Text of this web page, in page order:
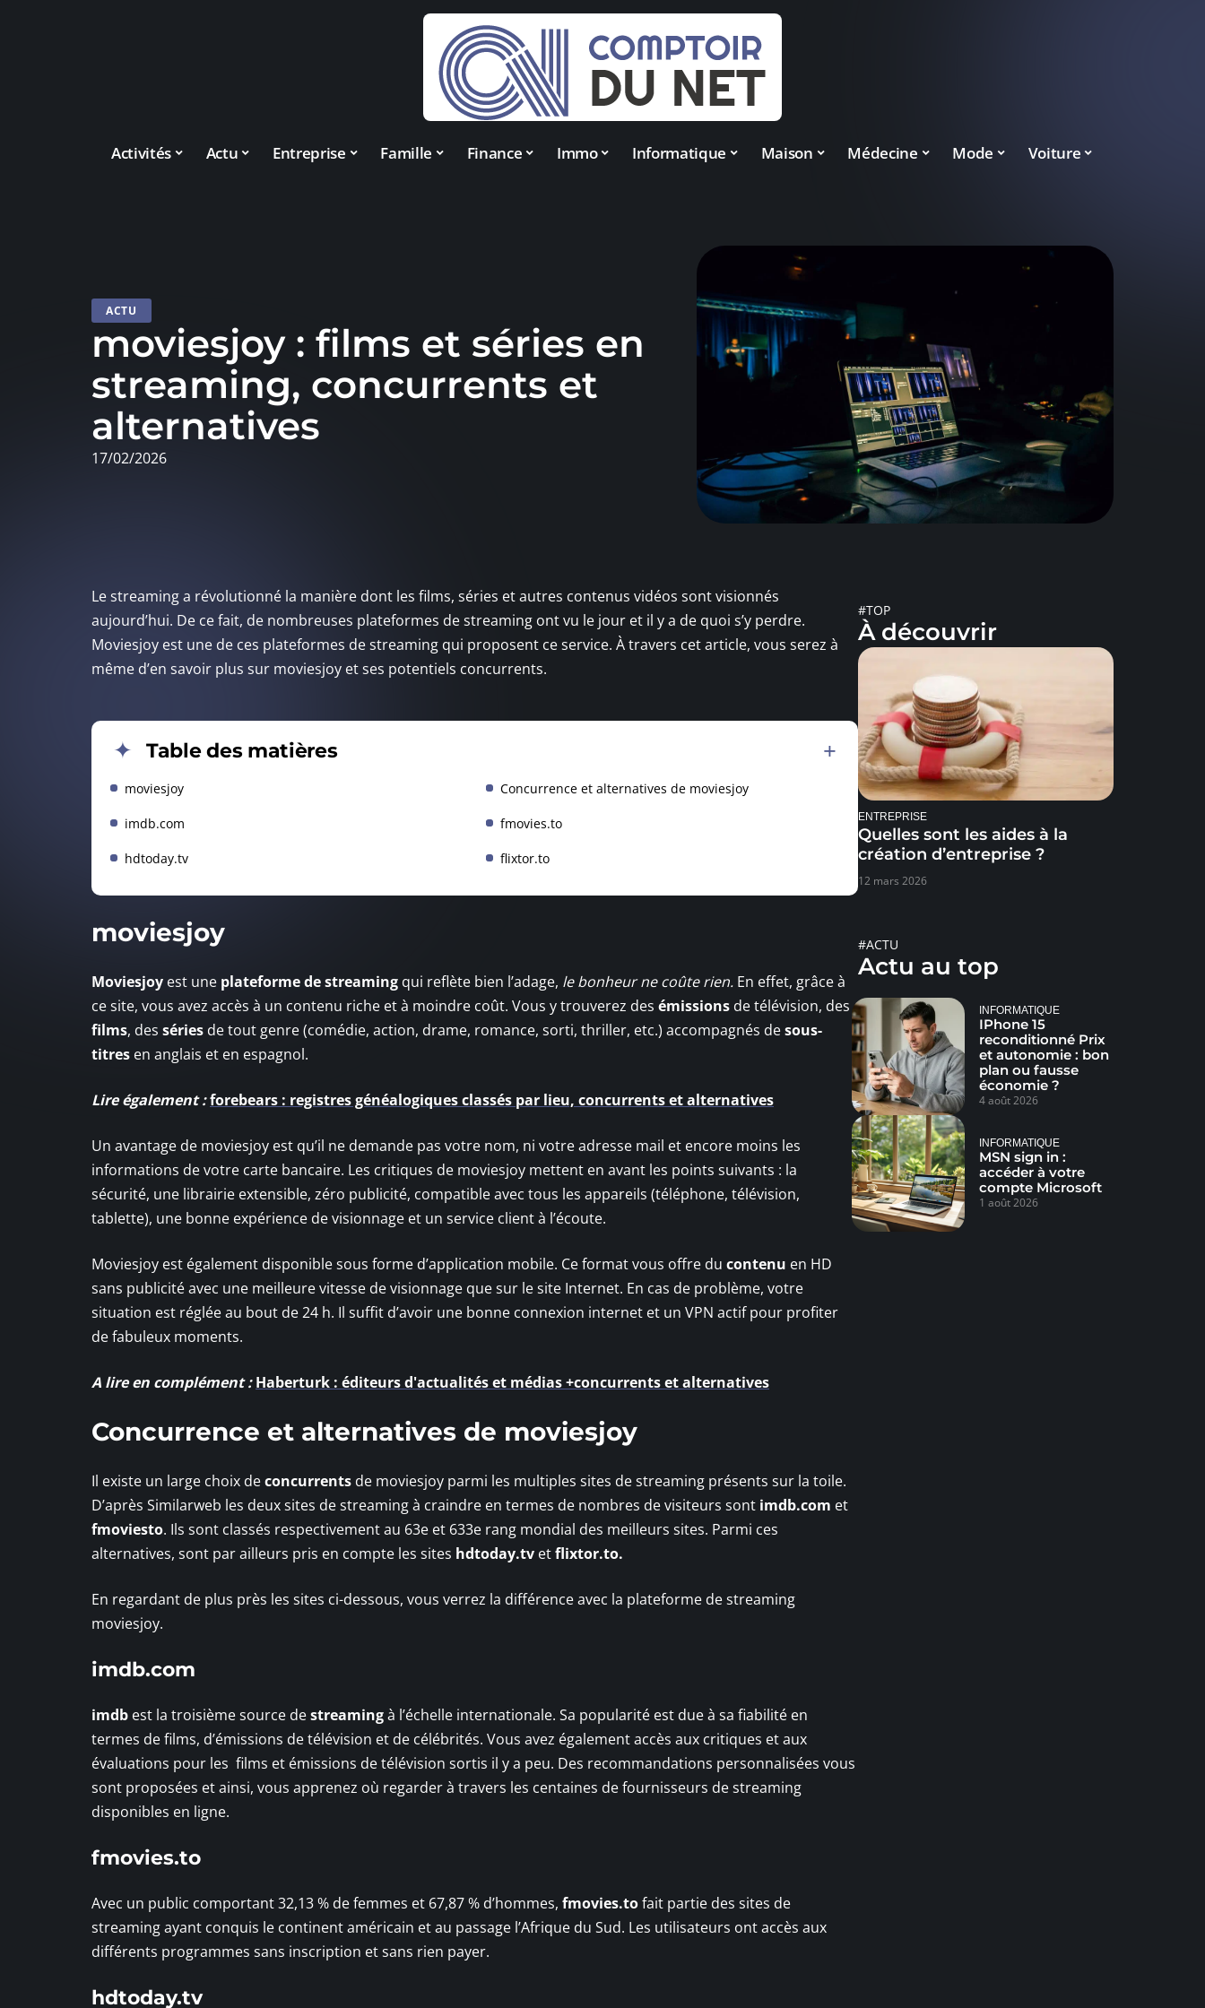
Activités Actu Entreprise Famille Finance Immo Informatique Maison Médecine Mode Voiture
ACTU
moviesjoy : films et séries en
streaming, concurrents et
alternatives
17/02/2026
Le streaming a révolutionné la manière dont les films, séries et autres contenus vidéos sont visionnés
aujourd’hui. De ce fait, de nombreuses plateformes de streaming ont vu le jour et il y a de quoi s’y perdre.
Moviesjoy est une de ces plateformes de streaming qui proposent ce service. À travers cet article, vous serez à
même d’en savoir plus sur moviesjoy et ses potentiels concurrents.
Table des matières
moviesjoy Concurrence et alternatives de moviesjoy
imdb.com fmovies.to
hdtoday.tv flixtor.to
moviesjoy
Moviesjoy est une plateforme de streaming qui reflète bien l’adage, le bonheur ne coûte rien. En effet, grâce à
ce site, vous avez accès à un contenu riche et à moindre coût. Vous y trouverez des émissions de télévision, des
films, des séries de tout genre (comédie, action, drame, romance, sorti, thriller, etc.) accompagnés desous-
titres en anglais et en espagnol.
Lire également :forebears : registres généalogiques classés par lieu, concurrents et alternatives
Un avantage de moviesjoy est qu’il ne demande pas votre nom, ni votre adresse mail et encore moins les
informations de votre carte bancaire. Les critiques de moviesjoy mettent en avant les points suivants : la
sécurité, une librairie extensible, zéro publicité, compatible avec tous les appareils (téléphone, télévision,
tablette), une bonne expérience de visionnage et un service client à l’écoute.
Moviesjoy est également disponible sous forme d’application mobile. Ce format vous offre du contenu en HD
sans publicité avec une meilleure vitesse de visionnage que sur le site Internet. En cas de problème, votre
situation est réglée au bout de 24 h. Il suffit d’avoir une bonne connexion internet et un VPN actif pour profiter
de fabuleux moments.
A lire en complément : Haberturk : éditeurs d'actualités et médias +concurrents et alternatives
Concurrence et alternatives de moviesjoy
Il existe un large choix deconcurrents de moviesjoy parmi les multiples sites de streaming présents sur la toile.
D’après Similarweb les deux sites de streaming à craindre en termes de nombres de visiteurs sont imdb.com et
fmoviesto. Ils sont classés respectivement au 63e et 633e rang mondial des meilleurs sites. Parmi ces
alternatives, sont par ailleurs pris en compte les sites hdtoday.tv etflixtor.to.
En regardant de plus près les sites ci-dessous, vous verrez la différence avec la plateforme de streaming
moviesjoy.
imdb.com
imdb est la troisième source destreamingà l’échelle internationale. Sa popularité est due à sa fiabilité en
termes de films, d’émissions de télévision et de célébrités. Vous avez également accès aux critiques et aux
évaluations pour les films et émissions de télévision sortis il y a peu. Des recommandations personnalisées vous
sont proposées et ainsi, vous apprenez où regarder à travers les centaines de fournisseurs de streaming
disponibles en ligne.
fmovies.to
Avec un public comportant 32,13 % de femmes et 67,87 % d’hommes, fmovies.tofait partie des sites de
streaming ayant conquis le continent américain et au passage l’Afrique du Sud. Les utilisateurs ont accès aux
différents programmes sans inscription et sans rien payer.
hdtoday.tv
#TOP
À découvrir
ENTREPRISE
Quelles sont les aides à la
création d’entreprise ?
12 mars 2026
#ACTU
Actu au top
INFORMATIQUE
IPhone 15
reconditionné Prix
et autonomie : bon
plan ou fausse
économie ?
4 août 2026
INFORMATIQUE
MSN sign in :
accéder à votre
compte Microsoft
1 août 2026